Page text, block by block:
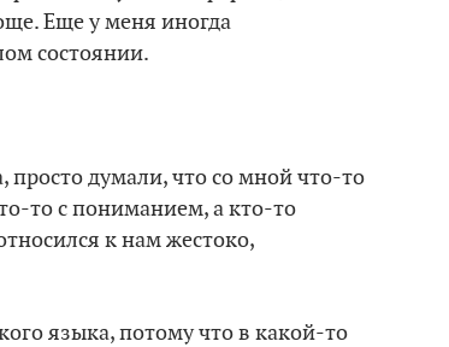
Еще у меня иногда
состоянии.
просто думали, что со мной что-то
то с пониманием, а кто-то
к нам жестоко,
языка, потому что в какой-то